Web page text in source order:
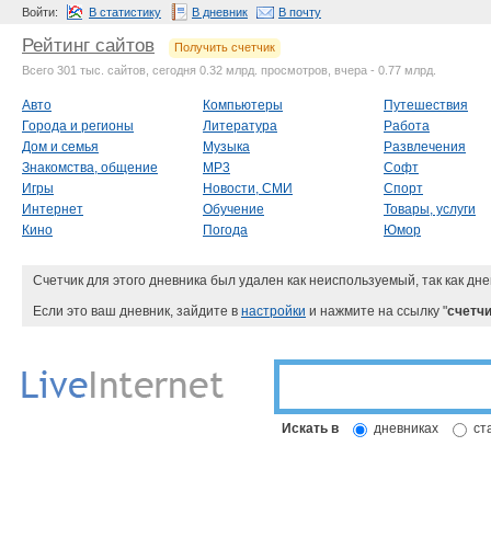
Войти: В статистику В дневник В почту
Рейтинг сайтов
Получить счетчик
Всего 301 тыс. сайтов, сегодня 0.32 млрд. просмотров, вчера - 0.77 млрд.
Авто
Города и регионы
Дом и семья
Знакомства, общение
Игры
Интернет
Кино
Компьютеры
Литература
Музыка
MP3
Новости, СМИ
Обучение
Погода
Путешествия
Работа
Развлечения
Софт
Спорт
Товары, услуги
Юмор
Счетчик для этого дневника был удален как неиспользуемый, так как
Если это ваш дневник, зайдите в настройки и нажмите на ссылку "
Искать в дневниках